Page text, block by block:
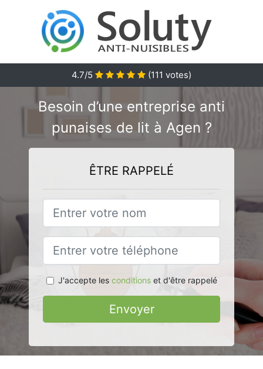
4.7/5 (111 votes)
Besoin d’une entreprise anti
punaises de lit à Agen ?
ÊTRE RAPPELÉ
J'accepte les conditionset d'être rappelé
Envoyer